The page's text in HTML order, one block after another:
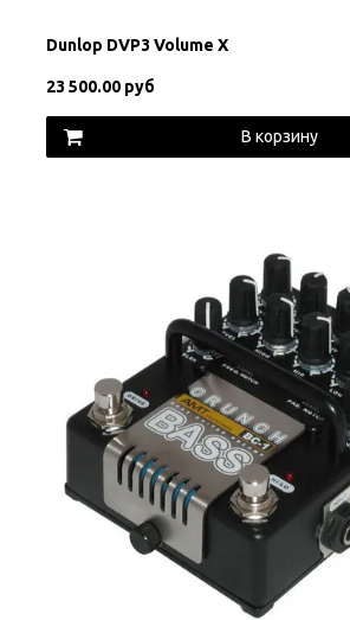
Dunlop DVP3 Volume X
23 500.00 руб
В корзину